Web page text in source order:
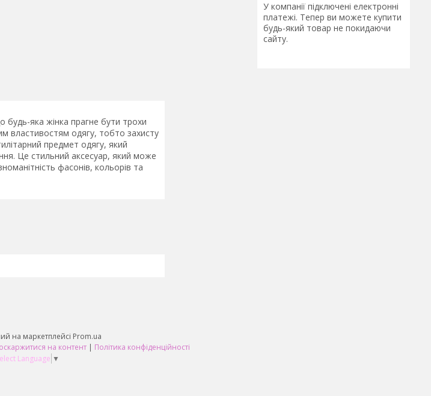
У компанії підключені електронні
платежі. Тепер ви можете купити
будь-який товар не покидаючи
сайту.
яка жінка прагне бути трохи
властивостям одягу, тобто захисту
предмет одягу, який
Це стильний аксесуар, який може
фасонів, кольорів та
на маркетплейсі Prom.ua
на контент | Політика конфіденційності
Language ▼